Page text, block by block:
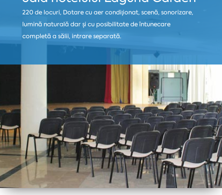
220 de locuri, Dotare cu aer condiţionat, scenă, sonorizare,
lumină naturală dar și cu posibilitate de întunecare
completă a sălii, intrare separată.